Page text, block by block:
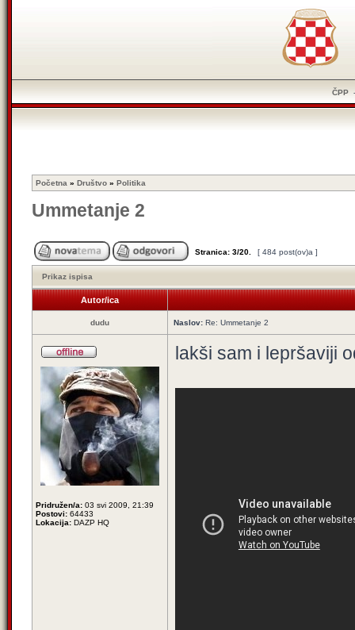
ČPP
Početna » Društvo » Politika
Ummetanje 2
Stranica: 3/20 [ 484 post(ov)a ]
Prikaz ispisa
Autor/ica
dudu Naslov: Re: Ummetanje 2
Pridružen/a: 03 svi 2009, 21:39
Postovi: 64433
Lokacija: DAZP HQ
lakši sam i lepršaviji